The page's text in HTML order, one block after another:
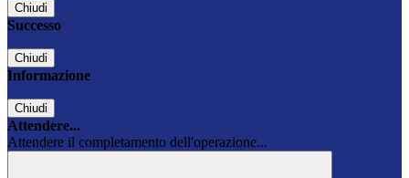
Chiudi
Successo
Chiudi
Informazione
Chiudi
Attendere...
Attendere il completamento dell'operazione...